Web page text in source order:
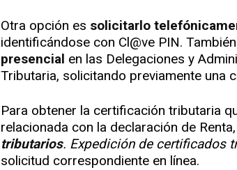
Otra opción es solicitarlo
identificándose con Cl@ve PIN.
presencial en las Delegaciones y
Tributaria, solicitando previamente una
Para obtener la certificación tributaria
relacionada con la declaración de Renta,
tributarios. Expedición de certificados
solicitud correspondiente en línea.